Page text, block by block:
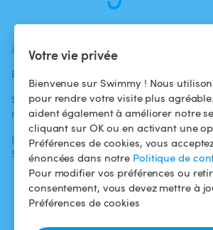
Votre vie privée
Bienvenue sur Swimmy ! Nous
pour rendre votre visite plus
aident également à améliorer notre
cliquant sur OK ou en activant une
Préférences de cookies, vous
énoncées dans notre Politique de
Pour modifier vos préférences ou
consentement, vous devez mettre à
Préférences de cookies
ACTUALITÉS
Blog
Swimmy dans les
médias
L'aventure
Swimmy
baigneurs
Pour les
propriétaires
Louer ma piscine
Comment ça
marche ?